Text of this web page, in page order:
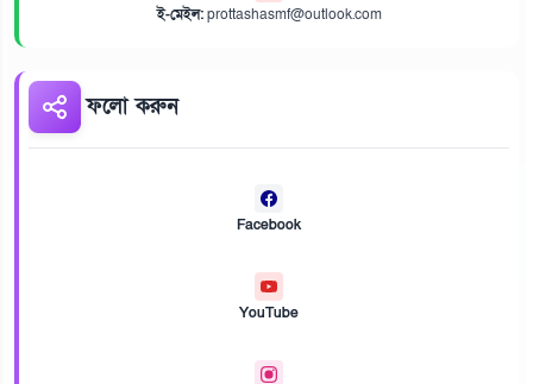
ই-মেইল:prottashasmf@outlook.com
ফলো করুন
Facebook
YouTube